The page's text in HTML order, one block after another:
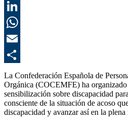
La Confederación Española de
Orgánica (COCEMFE) ha organizado
sensibilización sobre discapacidad
consciente de la situación de acoso
discapacidad y avanzar así en la plena